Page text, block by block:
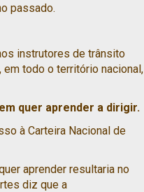
passado.
instrutores de trânsito
todo o território nacional,
quer aprender a dirigir.
à Carteira Nacional de
aprender resultaria no
diz que a